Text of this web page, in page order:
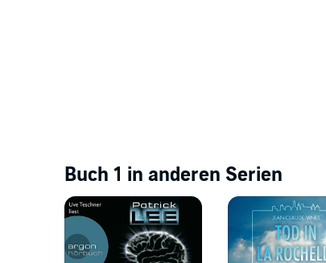
Buch 1 in anderen Serien